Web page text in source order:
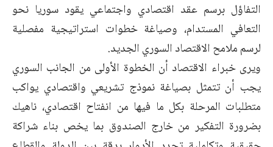
التفاؤل برسم عقد اقتصادي واجتماعي يقود سوريا نحو
التعافي المستدام، وصياغة خطوات استراتيجية مفصلية
لرسم ملامح الاقتصاد السوري الجديد.
ويرى خبراء الاقتصاد أن الخطوة الأولى من الجانب السوري
يجب أن تتمثل بصياغة نموذج تشريعي واقتصادي يواكب
متطلبات المرحلة بكل ما فيها من انفتاح اقتصادي، ناهيك
بضرورة التفكير من خارج الصندوق بما يخص بناء شراكة